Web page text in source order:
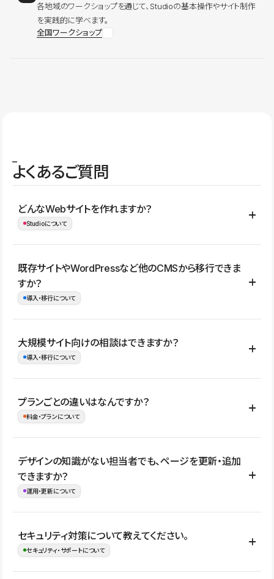
各地域のワークショップを通じて、Studioの基本操作やサイト制作
を実践的に学べます。
全国ワークショップ
よくあるご質問
どんなWebサイトを作れますか？
Studioについて
コーポレートサイト、サービスサイト、LP、採用サイト、ブロ
グ・メディア、イベントサイト、店舗・商品紹介サイト、ポートフ
ォリオなど幅広く制作できます。
既存サイトやWordPressなど他のCMSから移行できま
すか？
導入・移行について
はい。既存サイトの構成やコンテンツ、URLを整理したうえで、
Studio上に再構築する形で移行できます。 WordPressの場合は、
イト全体のデザインや設定がそのまま移行されるわけではないた
め、移行後にページ構成やデザイン、CMS設計、URL・リダイレク
大規模サイト向けの相談はできますか？
導入・移行について
はい。アクセス規模が大きいサイトや、複数部門での運用、権限管
理、セキュリティ確認、既存システムとの連携など、個別の要件が
ない段階でも、お問い合わせください。
お問合せはこちら
プランごとの違いはなんですか？
料金・プランについて
公開ページ数、バージョン履歴の期間、CMS利用数の上限、権限
管理の有無などがプランごとに異なります。詳しくは料金プランペ
ージをご覧ください。
デザインの知識がない担当者でも、ページを更新・追加
できますか？
運用・更新について
はい。CMSやコンポーネントを活用して更新範囲を設計しておく
ことで、デザインを崩しにくい状態で運用できます。 さらにコン
セキュリティ対策について教えてください。
セキュリティ・サポートについて